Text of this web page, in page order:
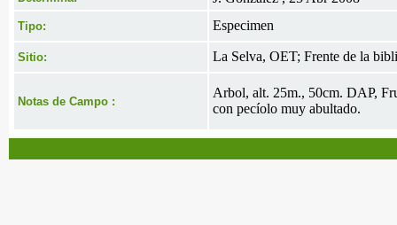
Tipo: Especimen
Sitio: La Selva, OET; Frente de la
Notas de Campo :
Arbol, alt. 25m., 50cm. DAP,
con pecíolo muy abultado.